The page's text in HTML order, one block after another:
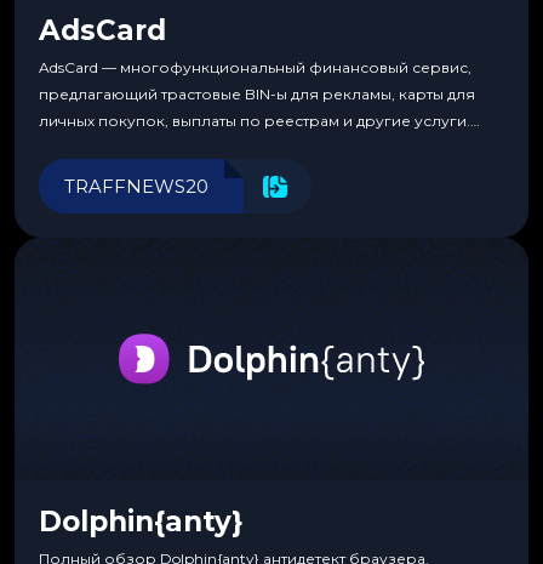
AdsCard
AdsCard — многофункциональный финансовый сервис,
предлагающий трастовые BIN-ы для рекламы, карты для
личных покупок, выплаты по реестрам и другие услуги.
инструменты для управления финансами.
TRAFFNEWS20
Dolphin{anty}
Полный обзор Dolphin{anty} антидетект браузера.